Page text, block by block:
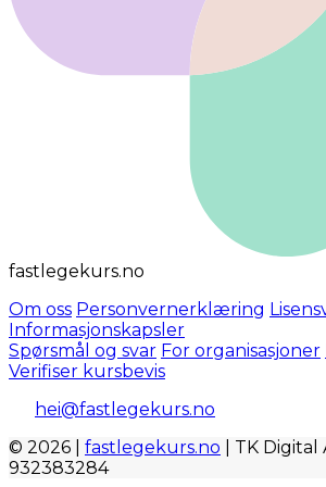
fastlegekurs.no
Om oss Personvernerklæring
Informasjonskapsler
Spørsmål og svar For organisasjoner
Verifiser kursbevis
hei@fastlegekurs.no
© 2026 | fastlegekurs.no | TK Digital
932383284